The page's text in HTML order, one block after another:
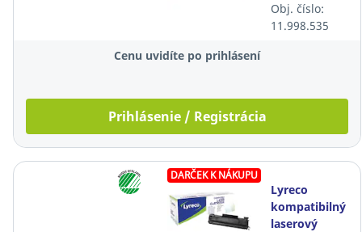
203A
(CF540A),
Obj. číslo:
11.998.535
Cenu uvidíte po prihlásení
Prihlásenie / Registrácia
DARČEK K NÁKUPU
Lyreco
kompatibilný
laserový